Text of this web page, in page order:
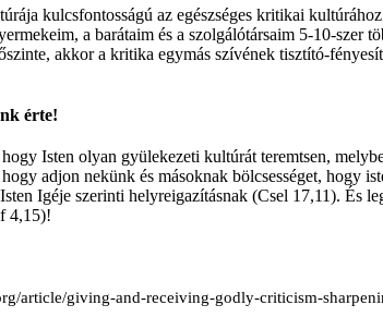
kulcsfontosságú az egészséges kritikai
a barátaim és a szolgálótársaim 5-10-
akkor a kritika egymás szívének tisztító-
érte!
Isten olyan gyülekezeti kultúrát teremtsen,
adjon nekünk és másoknak bölcsességet, hogy
Igéje szerinti helyreigazításnak (Csel 17,11). És
4,15)!
article/giving-and-receiving-godly-criticism-